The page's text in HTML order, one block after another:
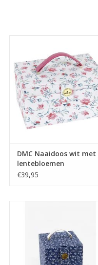
TOEVOEGEN AAN
DMC Naaidoos wit met
lentebloemen
€39,95